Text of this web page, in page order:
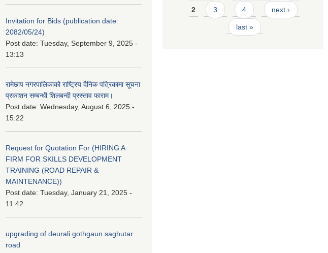
Invitation for Bids (publication date:
2082/05/24)
Post date: Tuesday, September 9, 2025 -
13:13
रामेछाप नगरपालिकाको राष्ट्रिय दैनिक पत्रिकामा सूचना
प्रकाशन सम्बन्धी शिलबन्दी प्रस्ताव फाराम।
Post date: Wednesday, August 6, 2025 -
15:22
Request for Quotation For (HIRING A
FIRM FOR SKILLS DEVELOPMENT
TRAINING (ROAD REPAIR &
MAINTENANCE))
Post date: Tuesday, January 21, 2025 -
11:42
upgrading of deurali gothgaun saghutar
road
2 3 4 next ›
last »